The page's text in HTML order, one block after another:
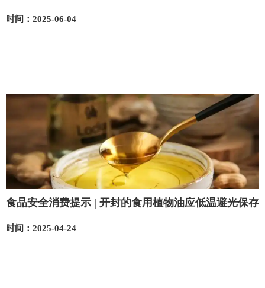
时间：2025-06-04
食品安全消费提示 | 开封的食用植物油应低温避光保存
时间：2025-04-24